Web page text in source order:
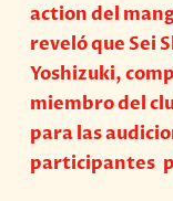
action del
reveló que Sei
Yoshizuki,
miembro del
para las
participantes